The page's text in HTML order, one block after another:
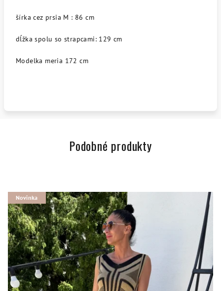
šírka cez prsia M : 86 cm
dĺžka spolu so strapcami: 129 cm
Modelka meria 172 cm
Podobné produkty
Novinka